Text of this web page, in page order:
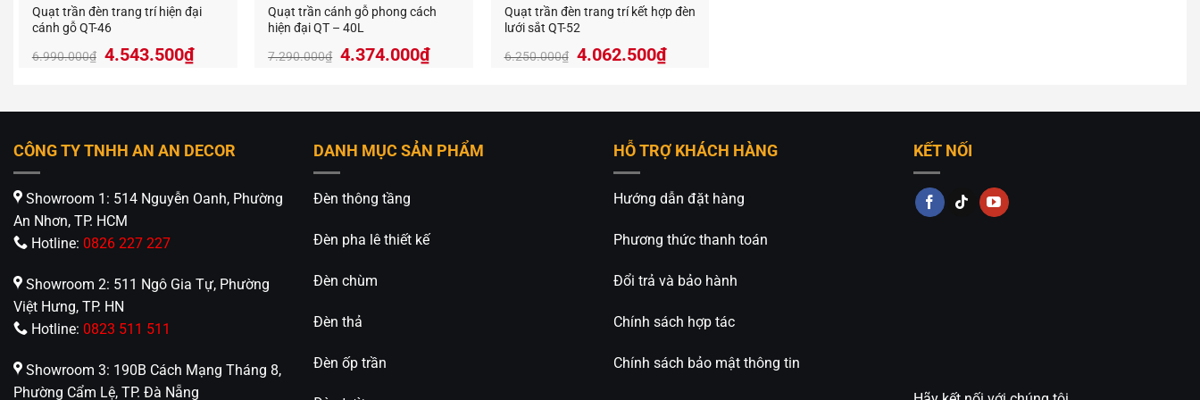
Quạt trần đèn trang trí hiện đại
cánh gỗ QT-46
6.990.000₫ Giá
6.990.000₫.
4.543.500₫Giá
hiện
là:
Quạt trần cánh gỗ phong cách
hiện đại QT – 40L
7.290.000₫ Giá
7.290.000₫.
4.374.000₫Giá
là:
Quạt trần đèn trang trí kết hợp đèn
lưới sắt QT-52
6.250.000₫ Giá
6.250.000₫.
4.062.500₫Giá
hiện
là:
CÔNG TY TNHH AN AN DECOR
Showroom 1: 514 Nguyễn Oanh, Phường
An Nhơn, TP. HCM
Hotline: 0826 227 227
Showroom 2: 511 Ngô Gia Tự, Phường
Việt Hưng, TP. HN
Hotline: 0823 511 511
Showroom 3: 190B Cách Mạng Tháng 8,
Phường Cẩm Lệ, TP. Đà Nẵng
DANH MỤC SẢN PHẨM
Đèn thông tầng
Đèn pha lê thiết kế
Đèn chùm
Đèn thả
Đèn ốp trần
HỖ TRỢ KHÁCH HÀNG
Hướng dẫn đặt hàng
Phương thức thanh toán
Đổi trả và bảo hành
Chính sách hợp tác
Chính sách bảo mật thông tin
KẾT NỐI